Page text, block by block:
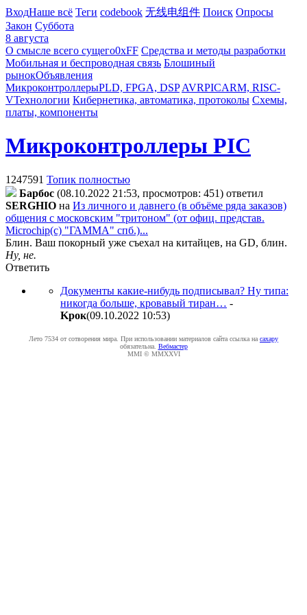
ВходНаше всё Теги codebook 无线电组件 Поиск Опросы
Закон Суббота
8 августа
О смысле всего сущего0xFF Средства и методы разработки
Мобильная и беспроводная связь Блошиный
рынокОбъявления
МикроконтроллерыPLD, FPGA, DSP AVRPICARM, RISC-
VТехнологии Кибернетика, автоматика, протоколы Схемы,
платы, компоненты
Микроконтроллеры PIC
1247591 Топик полностью
Бapбoc (08.10.2022 21:53, просмотров: 451) ответил
SERGHIO на Из личного и давнего (в объёме ряда заказов)
общения с московским "тритоном" (от офиц. представ.
Microchip(c) "ГАММА" спб.)...
Блин. Ваш покорный уже съехал на китайцев, на GD, блин.
Ну, не.
Ответить
Документы какие-нибудь подписывал? Ну типа:
никогда больше, кровавый тиран… -
Kpoк(09.10.2022 10:53)
Лето 7534 от сотворения мира. При использовании материалов сайта ссылка на caxapу
обязательна. Вебмастер
MMI © MMXXVI